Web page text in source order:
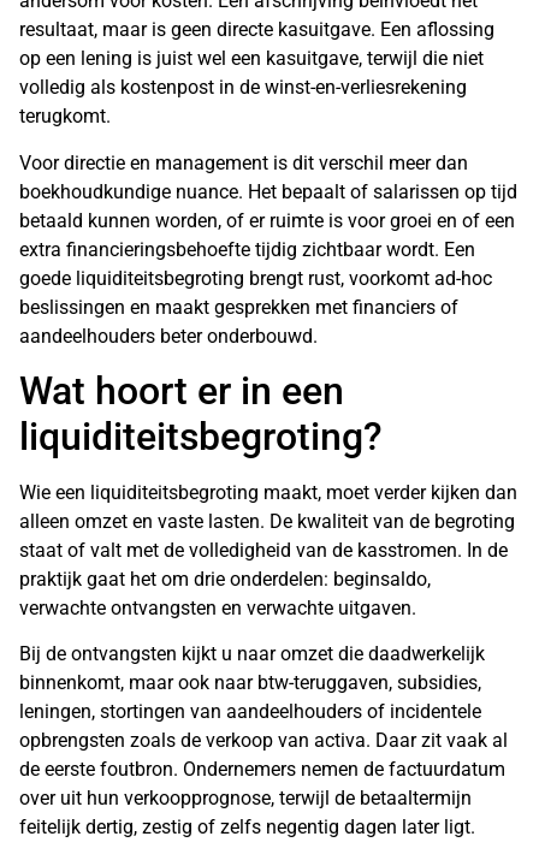
resultaat, maar is geen directe kasuitgave. Een aflossing
op een lening is juist wel een kasuitgave, terwijl die niet
volledig als kostenpost in de winst-en-verliesrekening
terugkomt.
Voor directie en management is dit verschil meer dan
boekhoudkundige nuance. Het bepaalt of salarissen op tijd
betaald kunnen worden, of er ruimte is voor groei en of een
extra financieringsbehoefte tijdig zichtbaar wordt. Een
goede liquiditeitsbegroting brengt rust, voorkomt ad-hoc
beslissingen en maakt gesprekken met financiers of
aandeelhouders beter onderbouwd.
Wat hoort er in een
liquiditeitsbegroting?
Wie een liquiditeitsbegroting maakt, moet verder kijken dan
alleen omzet en vaste lasten. De kwaliteit van de begroting
staat of valt met de volledigheid van de kasstromen. In de
praktijk gaat het om drie onderdelen: beginsaldo,
verwachte ontvangsten en verwachte uitgaven.
Bij de ontvangsten kijkt u naar omzet die daadwerkelijk
binnenkomt, maar ook naar btw-teruggaven, subsidies,
leningen, stortingen van aandeelhouders of incidentele
opbrengsten zoals de verkoop van activa. Daar zit vaak al
de eerste foutbron. Ondernemers nemen de factuurdatum
over uit hun verkoopprognose, terwijl de betaaltermijn
feitelijk dertig, zestig of zelfs negentig dagen later ligt.